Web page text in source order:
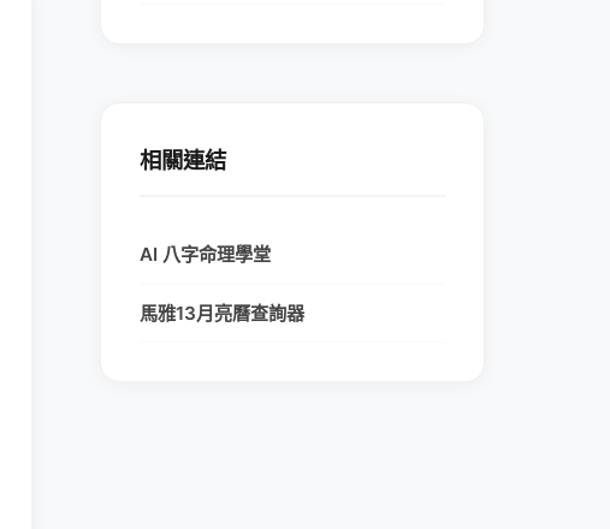
相關連結
AI 八字命理學堂
馬雅13月亮曆查詢器